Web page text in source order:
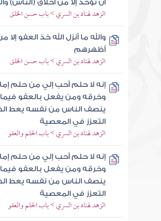
أن تؤخذ إلا من أخلاق
الزهد لهناد بن السري > باب حسن الخلق
والله ما أنزل الله خذ العفو
أظهرهم
الزهد لهناد بن السري > باب حسن الخلق
إنه لا حلم أحب إلي من حلم
وخرقه ومن يفعل بالعفو
ينصف الناس من نفسه يعط
التعزز في المعصية
الزهد لهناد بن السري > باب الحلم والعفو
إنه لا حلم أحب إلي من حلم
وخرقه ومن يفعل بالعفو
ينصف الناس من نفسه يعط
التعزز في المعصية
الزهد لهناد بن السري > باب الحلم والعفو